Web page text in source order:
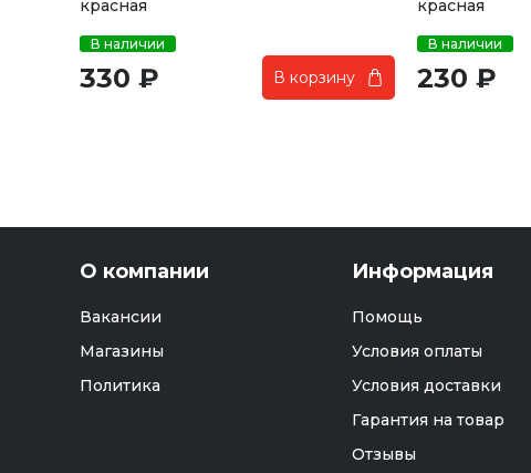
красная
В наличии
330 ₽ В корзину
красная
В наличии
230 ₽
О компании
Вакансии
Магазины
Политика
Информация
Помощь
Условия оплаты
Условия доставки
Гарантия на товар
Отзывы